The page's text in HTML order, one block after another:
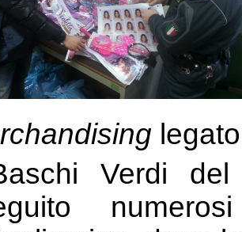
legato
Verdi del